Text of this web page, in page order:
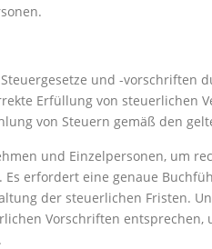
und -vorschriften
Erfüllung von steuerlichen
von Steuern gemäß den
und Einzelpersonen, um
erfordert eine genaue
der steuerlichen Fristen.
Vorschriften entsprechen,